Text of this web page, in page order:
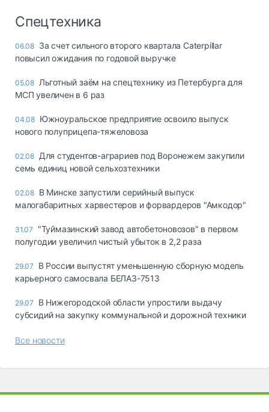
Спецтехника
06.08 За счет сильного второго квартала Caterpillar
повысил ожидания по годовой выручке
05.08 Льготный заём на спецтехнику из Петербурга для
МСП увеличен в 6 раз
04.08 Южноуральское предприятие освоило выпуск
нового полуприцепа-тяжеловоза
02.08 Для студентов-аграриев под Воронежем закупили
семь единиц новой сельхозтехники
02.08 В Минске запустили серийный выпуск
малогабаритных харвестеров и форвардеров "Амкодор"
31.07
"Туймазинский завод автобетоновозов" в первом
полугодии увеличил чистый убыток в 2,2 раза
29.07
В России выпустят уменьшенную сборную модель
карьерного самосвала БЕЛАЗ-7513
29.07
В Нижегородской области упростили выдачу
субсидий на закупку коммунальной и дорожной техники
Все новости